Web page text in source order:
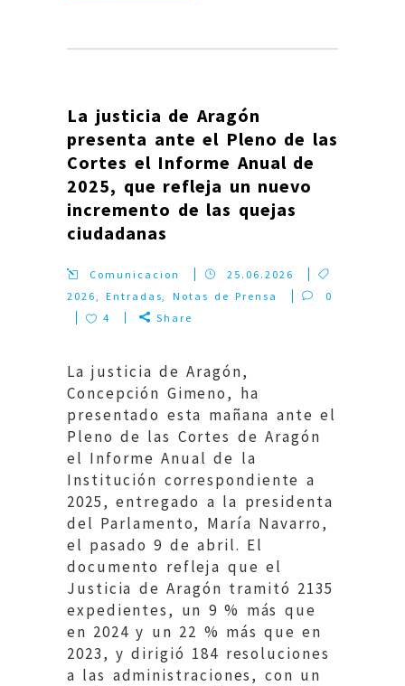
La justicia de Aragón
presenta ante el Pleno de las
Cortes el Informe Anual de
2025, que refleja un nuevo
incremento de las quejas
ciudadanas
Comunicacion
25.06.2026
2026,Entradas, Notas de Prensa
0
4
Share
La justicia de Aragón,
Concepción Gimeno, ha
presentado esta mañana ante el
Pleno de las Cortes de Aragón
el Informe Anual de la
Institución correspondiente a
2025, entregado a la presidenta
del Parlamento, María Navarro,
el pasado 9 de abril. El
documento refleja que el
Justicia de Aragón tramitó 2135
expedientes, un 9 % más que
en 2024 y un 22 % más que en
2023, y dirigió 184 resoluciones
a las administraciones, con un